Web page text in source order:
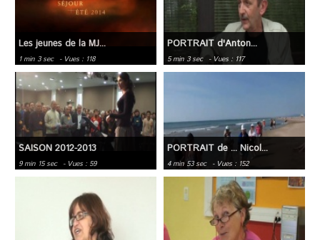
Les jeunes de la MJ...
1 min 3 sec - Vues : 118
PORTRAIT d'Anton...
5 min 3 sec - Vues : 117
SAISON 2012-2013
9 min 15 sec - Vues : 59
PORTRAIT de ... Nicol...
4 min 53 sec - Vues : 152